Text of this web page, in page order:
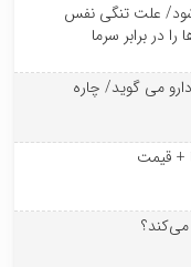
شود/ علت تنگی نفس
در برابر سرما
می گوید/ چاره
+ قیمت